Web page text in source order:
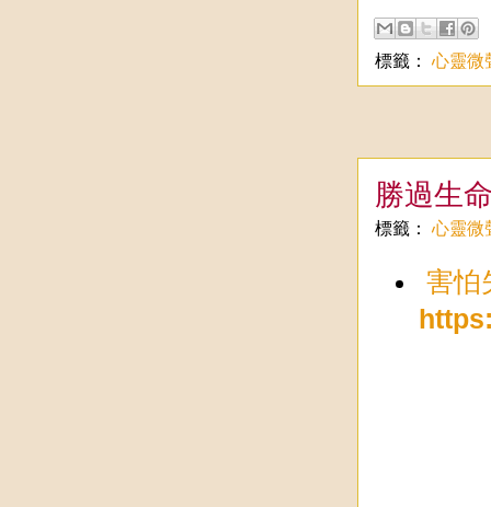
標籤： 心靈微
勝過生
標籤： 心靈微
害怕